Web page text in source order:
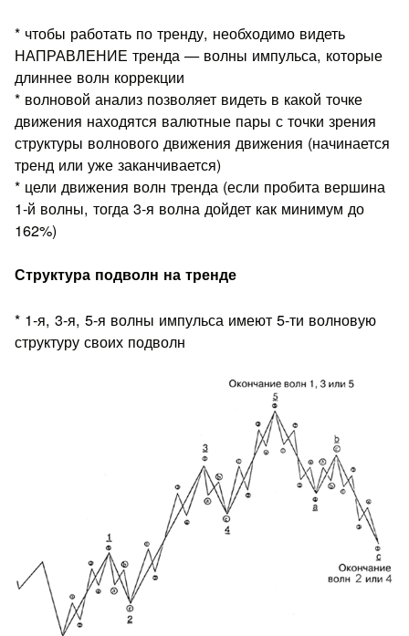
* чтобы работать по тренду, необходимо видеть
НАПРАВЛЕНИЕ тренда — волны импульса, которые
длиннее волн коррекции
* волновой анализ позволяет видеть в какой точке
движения находятся валютные пары с точки зрения
структуры волнового движения движения (начинается
тренд или уже заканчивается)
* цели движения волн тренда (если пробита вершина
1-й волны, тогда 3-я волна дойдет как минимум до
162%)
Структура подволн на тренде
* 1-я, 3-я, 5-я волны импульса имеют 5-ти волновую
структуру своих подволн